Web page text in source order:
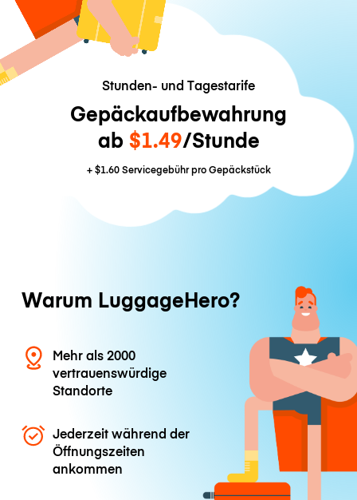
Stunden- und Tagestarife
Gepäckaufbewahrung
ab $1.49/Stunde
+$1.60Servicegebühr pro Gepäckstück
Warum LuggageHero?
Mehr als 2000
vertrauenswürdige
Standorte
Jederzeit während der
Öffnungszeiten
ankommen